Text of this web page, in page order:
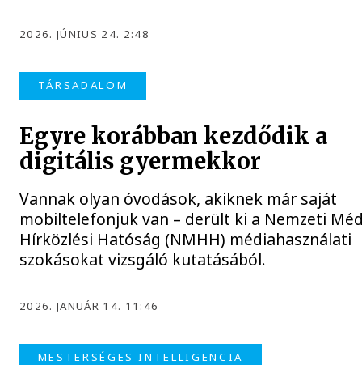
2026. JÚNIUS 24. 2:48
TÁRSADALOM
Egyre korábban kezdődik a
digitális gyermekkor
Vannak olyan óvodások, akiknek már saját
mobiltelefonjuk van – derült ki a Nemzeti
Hírközlési Hatóság (NMHH) médiahasználati
szokásokat vizsgáló kutatásából.
2026. JANUÁR 14. 11:46
MESTERSÉGES INTELLIGENCIA